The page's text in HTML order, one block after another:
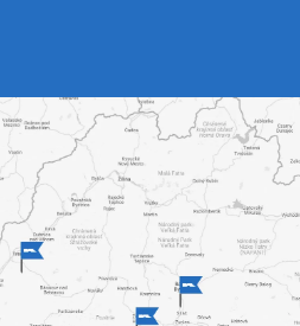
daný tvar, materiál, pozrite sa,
nákupom vedieť
a šírku v metroch. Môžete
a uviesť preferencie,
ovládanie a podobne.
žalúzie od K-system?